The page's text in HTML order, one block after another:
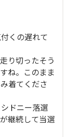
くの遅れて
り切ったそう
ね。このまま
着てくださ
ドニー落選
継続して当選